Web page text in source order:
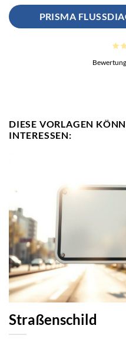
PRISMA
DIESE VORLAGEN
INTERESSEN:
Straßenschild